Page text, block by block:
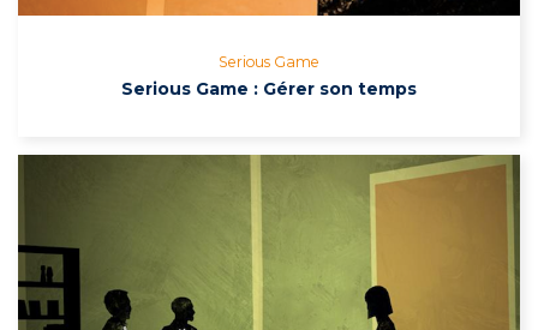
Serious Game
Serious Game : Gérer son temps